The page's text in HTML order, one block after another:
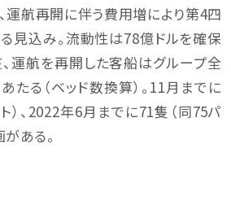
運航再開に伴う費用増により第4四
見込み。流動性は78億ドルを確保
運航を再開した客船はグループ全
たる（ベッド数換算）。11月までに
）、2022年6月までに71隻（同75パ
ある。